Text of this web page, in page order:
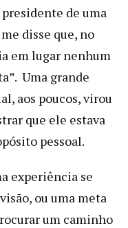
presidente de uma
disse que, no
em lugar nenhum
Uma grande
aos poucos, virou
que ele estava
pessoal.
experiência se
ou uma meta
um caminho